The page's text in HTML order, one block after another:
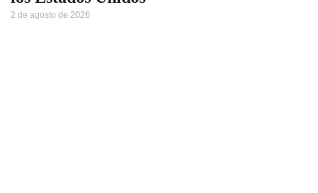
2 de agosto de 2026